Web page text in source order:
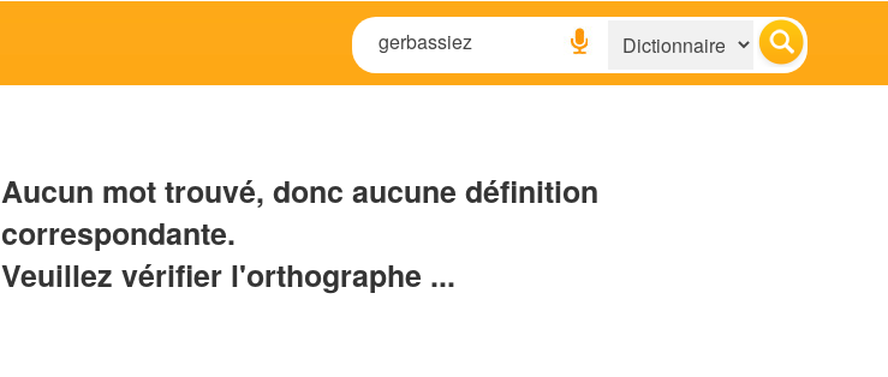
Aucun mot trouvé, donc aucune définition
correspondante.
Veuillez vérifier l'orthographe ...